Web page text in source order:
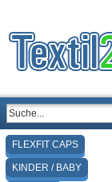
FLEXFIT CAPS
KINDER / BABY